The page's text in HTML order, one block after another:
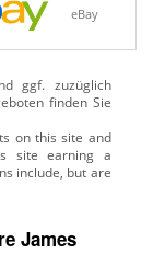
eBay
ggf. zuzüglich
finden Sie
James